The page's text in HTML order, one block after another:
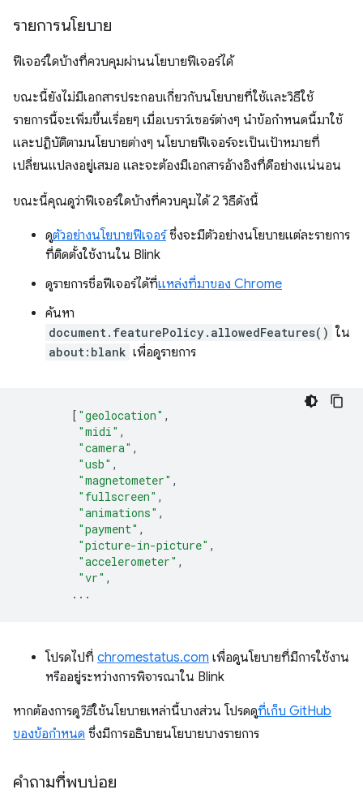
รายการนโยบาย
ฟีเจอร์ใดบ้างที่ควบคุมผ่านนโยบายฟีเจอร์ได้
ขณะนี้ยังไม่มีเอกสารประกอบเกี่ยวกับนโยบายที่ใช้และวิธีใช้
รายการนี้จะเพิ่มขึ้นเรื่อยๆ เมื่อเบราว์เซอร์ต่างๆ นำข้อกำหนดนี้มาใช้
และปฏิบัติตามนโยบายต่างๆ นโยบายฟีเจอร์จะเป็นเป้าหมายที่
เปลี่ยนแปลงอยู่เสมอ และจะต้องมีเอกสารอ้างอิงที่ดีอย่างแน่นอน
ขณะนี้คุณดูว่าฟีเจอร์ใดบ้างที่ควบคุมได้ 2 วิธีดังนี้
ดูตัวอย่างนโยบายฟีเจอร์ซึ่งจะมีตัวอย่างนโยบายแต่ละรายการ
ที่ติดตั้งใช้งานใน Blink
ดูรายการชื่อฟีเจอร์ได้ที่แหล่งที่มาของ Chrome
ค้นหา
document.featurePolicy.allowedFeatures() ใน
about:blank เพื่อดูรายการ
[ "geolocation" ,
"midi" ,
"camera" ,
"usb" ,
"magnetometer" ,
"fullscreen" ,
"animations" ,
"payment" ,
"picture-in-picture" ,
"accelerometer" ,
"vr" ,
...
โปรดไปที่ chromestatus.com เพื่อดูนโยบายที่มีการใช้งาน
หรืออยู่ระหว่างการพิจารณาใน Blink
หากต้องการดูวิธีใช้นโยบายเหล่านี้บางส่วน โปรดดูที่เก็บ GitHub
ของข้อกำหนด ซึ่งมีการอธิบายนโยบายบางรายการ
คำถามที่พบบ่อย